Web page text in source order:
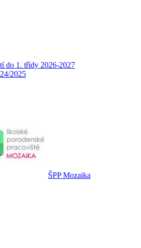
do 1. třídy 2026-2027
2025
ŠPP Mozaika